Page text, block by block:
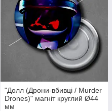
"Долл (Дрони-вбивці / Murder
Drones)" магніт круглий Ø44
мм